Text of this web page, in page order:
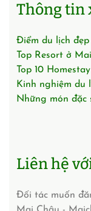
Thông tin
Điểm du lịch
Top Resort ở
Top 10
Kinh nghiệm du
Những món đặc
Liên hệ
Đối tác muốn